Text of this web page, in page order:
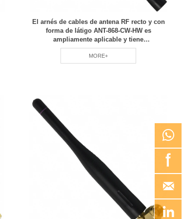
El arnés de cables de antena RF recto y con
forma de látigo ANT-868-CW-HW es
ampliamente aplicable y tiene
especificaciones completas RCD
MORE+



